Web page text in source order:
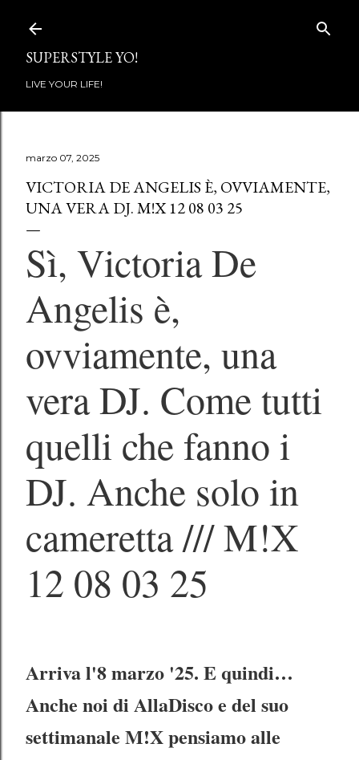
SUPERSTYLE YO!
LIVE YOUR LIFE!
marzo 07, 2025
VICTORIA DE ANGELIS È, OVVIAMENTE,
UNA VERA DJ. M!X 12 08 03 25
Sì, Victoria De
Angelis è,
ovviamente, una
vera DJ. Come tutti
quelli che fanno i
DJ. Anche solo in
cameretta /// M!X
12 08 03 25
Arriva l'8 marzo '25. E quindi…
Anche noi di AllaDisco e del suo
settimanale M!X pensiamo alle